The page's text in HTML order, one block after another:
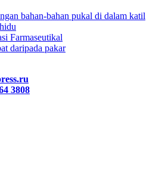
bahan-bahan pukal di dalam katil
Farmaseutikal
daripada pakar
3808